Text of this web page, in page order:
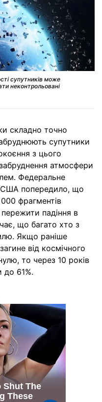
супутників може
неконтрольовані
складно точно
супутники
з цього
атмосфери
Федеральне
США попередило, що
фрагментів
падіння в
що багато хто з
Якщо раніше
від космічного
то через 10 років
до 61%.